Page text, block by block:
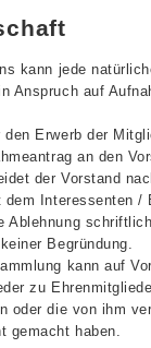
kann jede
Anspruch auf
den Erwerb der
an den
der Vorstand
Interessenten /
Ablehnung
Begründung.
kann auf
zu
oder die von ihm
gemacht haben.